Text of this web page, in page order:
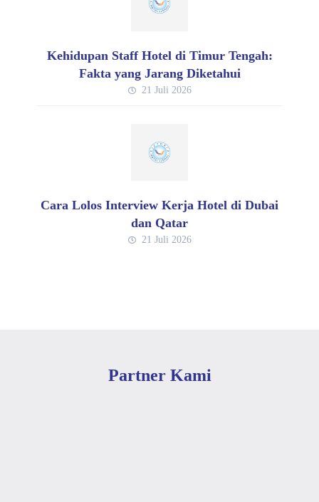
Kehidupan Staff Hotel di Timur Tengah:
Fakta yang Jarang Diketahui
21 Juli 2026
Cara Lolos Interview Kerja Hotel di Dubai
dan Qatar
21 Juli 2026
Partner Kami